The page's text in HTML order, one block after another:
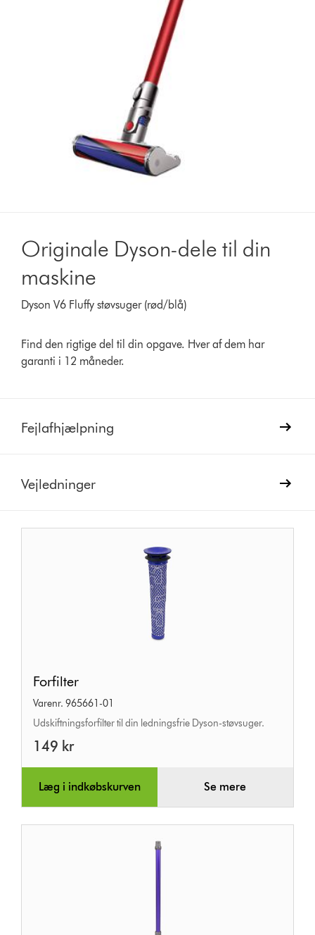
Originale Dyson-dele til din
maskine
Dyson V6 Fluffy støvsuger (rød/blå)
Find den rigtige del til din opgave. Hver af dem har
garanti i 12 måneder.
Fejlafhjælpning
Vejledninger
Forfilter
Varenr. 965661-01
Udskiftningsforfilter til din ledningsfrie Dyson-støvsuger.
149 kr
Læg i indkøbskurven Se mere